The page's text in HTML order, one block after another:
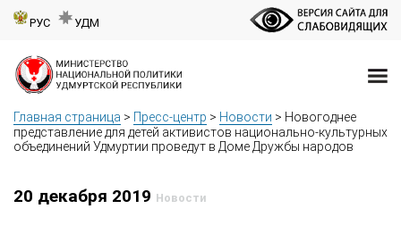
РУС УДМ
Главная страница > Пресс-центр > Новости > Новогоднее
представление для детей активистов национально-культурных
объединений Удмуртии проведут в Доме Дружбы народов
20 декабря 2019 Новости